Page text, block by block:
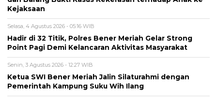
Kejaksaan
Selasa, 4 Agustus 2026 - 05:16 WIB
Hadir di 32 Titik, Polres Bener Meriah Gelar Strong
Point Pagi Demi Kelancaran Aktivitas Masyarakat
Senin, 3 Agustus 2026 - 12:27 WIB
Ketua SWI Bener Meriah Jalin Silaturahmi dengan
Pemerintah Kampung Suku Wih Ilang